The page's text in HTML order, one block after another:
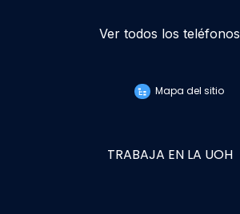
Ver todos los teléfonos
Mapa del sitio
TRABAJA EN LA UOH